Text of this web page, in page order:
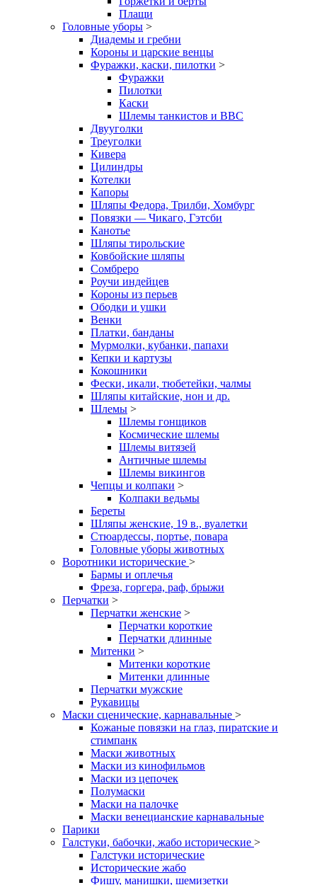
Плащи
Головные уборы >
Диадемы и гребни
Короны и царские венцы
Фуражки, каски, пилотки >
Фуражки
Пилотки
Каски
Шлемы танкистов и ВВС
Двууголки
Треуголки
Кивера
Цилиндры
Котелки
Капоры
Шляпы Федора, Трилби, Хомбург
Повязки — Чикаго, Гэтсби
Канотье
Шляпы тирольские
Ковбойские шляпы
Сомбреро
Роучи индейцев
Короны из перьев
Ободки и ушки
Венки
Платки, банданы
Мурмолки, кубанки, папахи
Кепки и картузы
Кокошники
Фески, икали, тюбетейки, чалмы
Шляпы китайские, нон и др.
Шлемы >
Шлемы гонщиков
Космические шлемы
Шлемы витязей
Античные шлемы
Шлемы викингов
Чепцы и колпаки >
Колпаки ведьмы
Береты
Шляпы женские, 19 в., вуалетки
Стюардессы, портье, повара
Головные уборы животных
Воротники исторические >
Бармы и оплечья
Фреза, горгера, раф, брыжи
Перчатки >
Перчатки женские >
Перчатки короткие
Перчатки длинные
Митенки >
Митенки короткие
Митенки длинные
Перчатки мужские
Рукавицы
Маски сценические, карнавальные >
Кожаные повязки на глаз, пиратские и
стимпанк
Маски животных
Маски из кинофильмов
Маски из цепочек
Полумаски
Маски на палочке
Маски венецианские карнавальные
Парики
Галстуки, бабочки, жабо исторические >
Галстуки исторические
Исторические жабо
Фишу, манишки, шемизетки